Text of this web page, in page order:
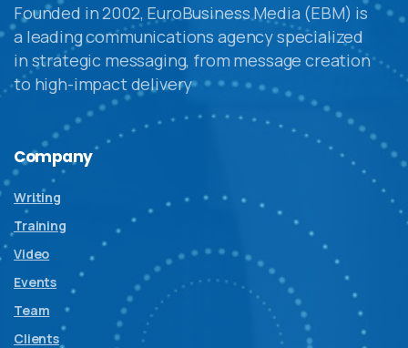
Founded in 2002, EuroBusiness Media (EBM) is
a leading communications agency specialized
in strategic messaging, from message creation
to high-impact delivery
Company
Writing
Training
Video
Events
Team
Clients